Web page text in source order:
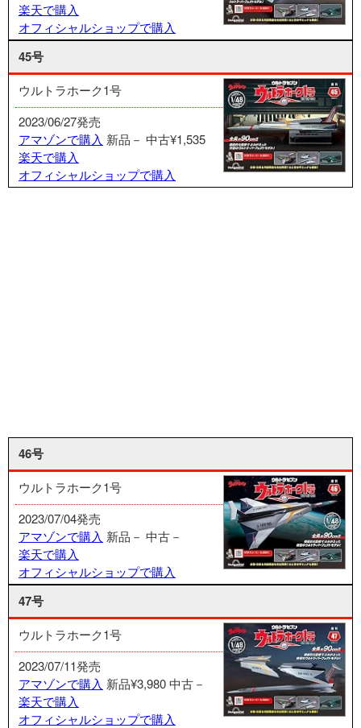
楽天で購入
オフィシャルショップで購入
45号
ウルトラホーク1号
2023/06/27発売
アマゾンで購入 新品－ 中古¥1,535
楽天で購入
オフィシャルショップで購入
46号
ウルトラホーク1号
2023/07/04発売
アマゾンで購入 新品－ 中古－
楽天で購入
オフィシャルショップで購入
47号
ウルトラホーク1号
2023/07/11発売
アマゾンで購入 新品¥3,980中古－
楽天で購入
オフィシャルショップで購入